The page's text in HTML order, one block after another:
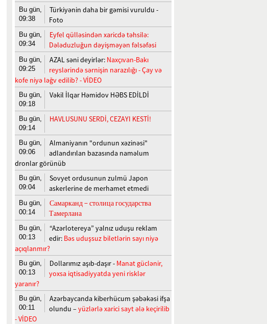
Bu gün,
09:38
Türkiyənin daha bir gəmisi vuruldu -
Foto
Bu gün,
09:34
Eyfel qülləsindən xaricdə təhsilə:
Dələduzluğun dəyişməyən fəlsəfəsi
Bu gün,
09:25
AZAL səni deyirlər: Naxçıvan-Bakı
reyslərində sərnişin narazılığı - Çay və
kofe niyə ləğv edilib? - VİDEO
Bu gün,
09:18
Vəkil İlqar Həmidov HƏBS EDİLDİ
Bu gün,
09:14
HAVLUSUNU SERDİ, CEZAYI KESTİ!
Bu gün,
09:06
Almaniyanın "ordunun xəzinəsi"
adlandırılan bazasında naməlum
dronlar görünüb
Bu gün,
09:04
Sovyet ordusunun zulmü Japon
askerlerine de merhamet etmedi
Bu gün,
00:14
Самарканд − столица государства
Тамерлана
Bu gün,
00:13
“Azərlotereya” yalnız uduşu reklam
edir: Bəs uduşsuz biletlərin sayı niyə
açıqlanmır?
Bu gün,
00:13
Dollarımız aşıb-daşır - Manat güclənir,
yoxsa iqtisadiyyatda yeni risklər
yaranır?
Bu gün,
00:11
Azərbaycanda kiberhücum şəbəkəsi ifşa
olundu –yüzlərlə xarici sayt ələ keçirilib
- VİDEO